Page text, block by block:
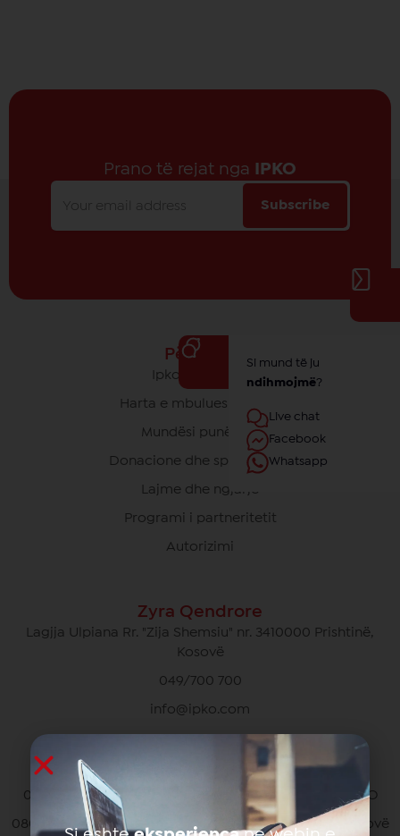
Prano të rejat nga IPKO
Subscribe
Për IPKO
Ipko - Rrethi yt
Harta e mbulueshmërisë
Mundësi punësimi
Donacione dhe sponsorime
Lajme dhe ngjarje
Programi i partneritetit
Autorizimi
Zyra Qendrore
Lagjja Ulpiana Rr. "Zija Shemsiu" nr. 3410000 Prishtinë,
Kosovë
049/700 700
info@ipko.com
Kujdesi Ndaj Klientëve Privat
049/700 700 pa pagesë për thirrjet brenda rrjetit IPKO
080070070 pa pagesë nga të gjithë operatorët në Kosovë
Si mund të ju
ndihmojmë?
Live chat
Facebook
Whatsapp